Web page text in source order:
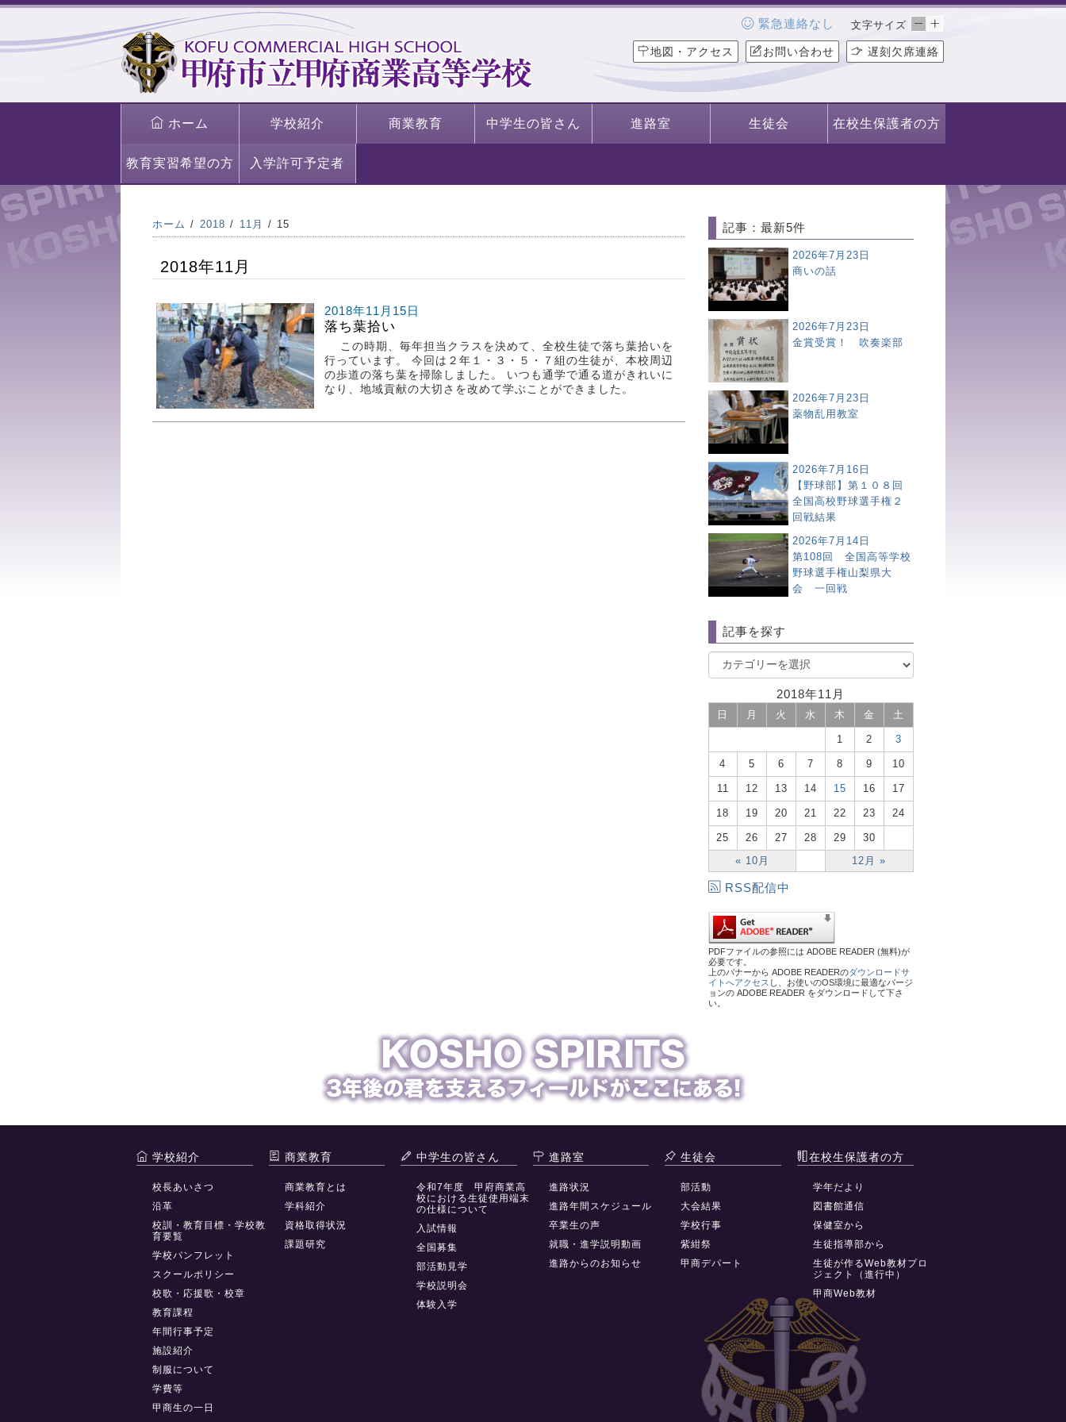
文字サイズ
地図・アクセス お問い合わせ 遅刻欠席連絡
緊急連絡なし
ホーム 学校紹介 商業教育 中学生の皆さん 進路室 生徒会 在校生保護者の方
教育実習希望の方 入学許可予定者
ホーム 2018 11月 15
2018年11月
2018年11月15日
落ち葉拾い
この時期、毎年担当クラスを決めて、全校生徒で落ち葉拾いを
行っています。 今回は２年１・３・５・７組の生徒が、本校周辺
の歩道の落ち葉を掃除しました。 いつも通学で通る道がきれいに
なり、地域貢献の大切さを改めて学ぶことができました。
記事：最新5件
2026年7月23日
商いの話
2026年7月23日
金賞受賞！ 吹奏楽部
2026年7月23日
薬物乱用教室
2026年7月16日
【野球部】第１０８回
全国高校野球選手権２
回戦結果
2026年7月14日
第108回 全国高等学校
野球選手権山梨県大
会 一回戦
記事を探す
2018年11月
日 月 火 水 木 金 土
« 10月 12月 »
1 2 3
4 5 6 7 8 9 10
11 12 13 14 15 16 17
18 19 20 21 22 23 24
25 26 27 28 29 30
RSS配信中
PDFファイルの参照には ADOBE READER (無料)が
必要です。
上のバナーから ADOBE READERのダウンロードサ
イトへアクセス し、お使いのOS環境に最適なバージ
ョンの ADOBE READER をダウンロードして下さ
い。
学校紹介
校長あいさつ
沿革
校訓・教育目標・学校教
育要覧
学校パンフレット
スクールポリシー
校歌・応援歌・校章
教育課程
年間行事予定
施設紹介
制服について
学費等
甲商生の一日
商業教育
商業教育とは
学科紹介
資格取得状況
課題研究
中学生の皆さん
令和7年度 甲府商業高
校における生徒使用端末
の仕様について
入試情報
全国募集
部活動見学
学校説明会
体験入学
進路室
進路状況
進路年間スケジュール
卒業生の声
就職・進学説明動画
進路からのお知らせ
生徒会
部活動
大会結果
学校行事
紫紺祭
甲商デパート
在校生保護者の方
学年だより
図書館通信
保健室から
生徒指導部から
生徒が作るWeb教材プロ
ジェクト（進行中）
甲商Web教材